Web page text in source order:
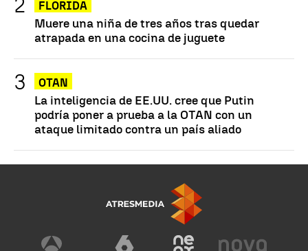
FLORIDA
Muere una niña de tres años tras quedar
atrapada en una cocina de juguete
OTAN
La inteligencia de EE.UU. cree que Putin
podría poner a prueba a la OTAN con un
ataque limitado contra un país aliado